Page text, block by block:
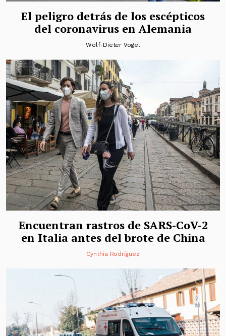
El peligro detrás de los escépticos
del coronavirus en Alemania
Wolf-Dieter Vogel
Encuentran rastros de SARS-CoV-2
en Italia antes del brote de China
Cynthia Rodríguez